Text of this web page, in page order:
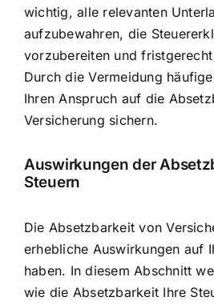
wichtig, alle relevanten
aufzubewahren, die
vorzubereiten und
Durch die Vermeidung
Ihren Anspruch auf die
Versicherung sichern.
Auswirkungen der
Steuern
Die Absetzbarkeit von
erhebliche Auswirkungen auf
haben. In diesem Abschnitt
wie die Absetzbarkeit Ihre